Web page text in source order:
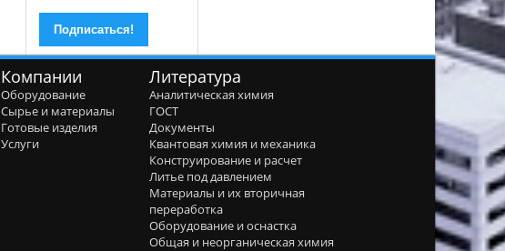
Компании
Оборудование
Сырье и материалы
Готовые изделия
Услуги
Литература
Аналитическая химия
ГОСТ
Документы
Квантовая химия и механика
Конструирование и расчет
Литье под давлением
Материалы и их вторичная
переработка
Оборудование и оснастка
Общая и неорганическая химия